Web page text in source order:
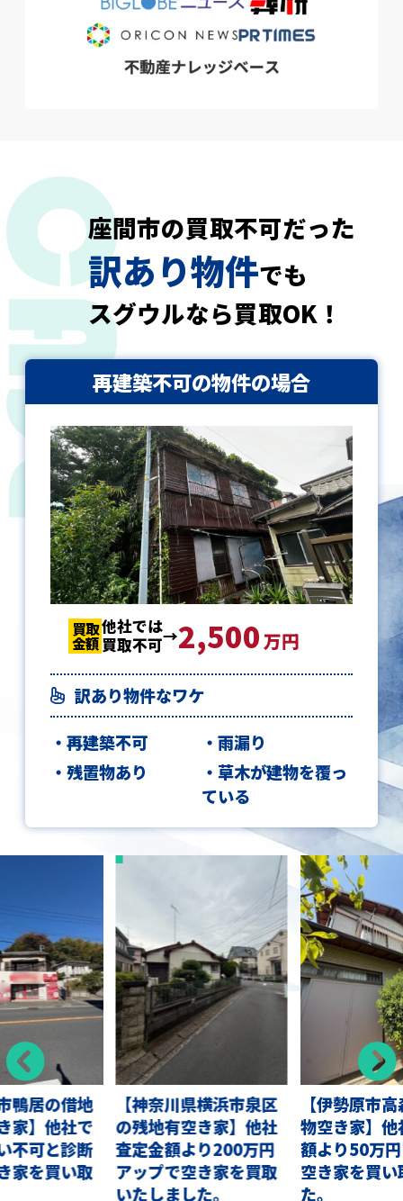
座間市の買取不可だった
訳あり物件でも
スグウルなら買取OK！
買取
金額 2,500
再建築不可の物件の場合
買取
金額
他社では
買取不可
2,500万円
訳あり物件なワケ
再建築不可
雨漏り
残置物あり
草木が建物を覆っ
ている
買取
金額 2,500
鴨居の借地
家】他社で
不可と診断
家を買い取
【神奈川県横浜市泉区
の残地有空き家】他社
査定金額より200万円
アップで空き家を買取
いたしました。
【伊勢原市
物空き家】他
額より50万
空き家を買
た。